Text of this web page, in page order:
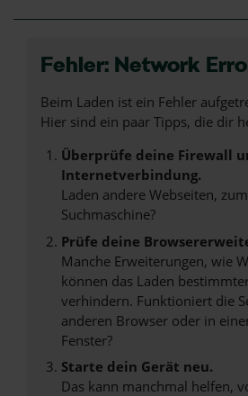
Fehler: Network
Beim Laden ist ein Fehler
Hier sind ein paar Tipps, die dir
Überprüfe deine Firewall
Internetverbindung.
Laden andere Webseiten,
Suchmaschine?
Prüfe deine
Manche Erweiterungen, wie
können das Laden
verhindern. Funktioniert die
anderen Browser oder in
Fenster?
Starte dein Gerät neu.
Das kann manchmal helfen,